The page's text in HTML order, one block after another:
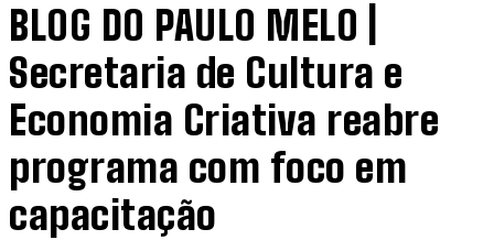
BLOG DO PAULO MELO |
Secretaria de Cultura e
Economia Criativa reabre
programa com foco em
capacitação